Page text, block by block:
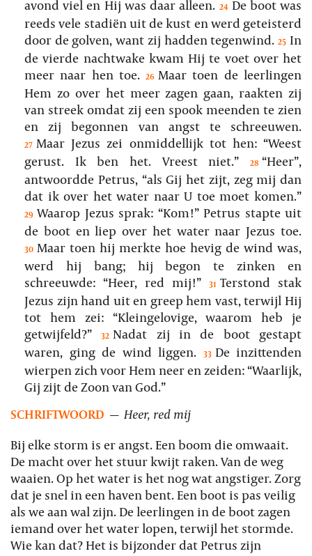
avond viel en Hij was daar alleen. 24 De boot was
reeds vele stadiën uit de kust en werd geteisterd
door de golven, want zij hadden tegenwind. 25 In
de vierde nachtwake kwam Hij te voet over het
meer naar hen toe.26 Maar toen de leerlingen
Hem zo over het meer zagen gaan, raakten zij
van streek omdat zij een spook meenden te zien
en zij begonnen van angst te schreeuwen.
27 Maar Jezus zei onmiddellijk tot hen: “Weest
gerust. Ik ben het. Vreest niet.”
28 “Heer”,
antwoordde Petrus, “als Gij het zijt, zeg mij dan
dat ik over het water naar U toe moet komen.”
29 Waarop Jezus sprak: “Kom!” Petrus stapte uit
de boot en liep over het water naar Jezus toe.
30 Maar toen hij merkte hoe hevig de wind was,
werd hij bang; hij begon te zinken en
schreeuwde: “Heer, red mij!”
31 Terstond stak
Jezus zijn hand uit en greep hem vast, terwijl Hij
tot hem zei: “Kleingelovige, waarom heb je
getwijfeld?”32 Nadat zij in de boot gestapt
waren, ging de wind liggen.
33 De inzittenden
wierpen zich voor Hem neer en zeiden: “Waarlijk,
Gij zijt de Zoon van God.”
SCHRIFTWOORD — Heer, red mij
Bij elke storm is er angst. Een boom die omwaait.
De macht over het stuur kwijt raken. Van de weg
waaien. Op het water is het nog wat angstiger. Zorg
dat je snel in een haven bent. Een boot is pas veilig
als we aan wal zijn. De leerlingen in de boot zagen
iemand over het water lopen, terwijl het stormde.
Wie kan dat? Het is bijzonder dat Petrus zijn